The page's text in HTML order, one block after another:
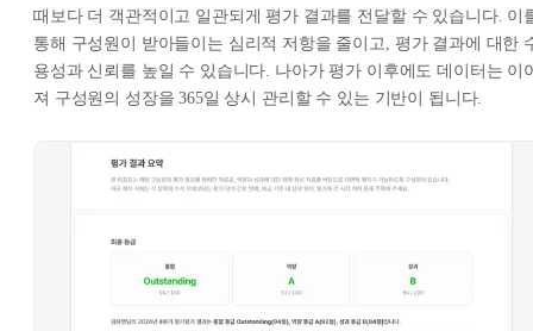
때보다 더 객관적이고 일관되게 평가 결과를 전달할 수 있습니다. 이
통해 구성원이 받아들이는 심리적 저항을 줄이고, 평가 결과에 대한
용성과 신뢰를 높일 수 있습니다. 나아가 평가 이후에도 데이터는 이
져 구성원의 성장을 365일 상시 관리할 수 있는 기반이 됩니다.